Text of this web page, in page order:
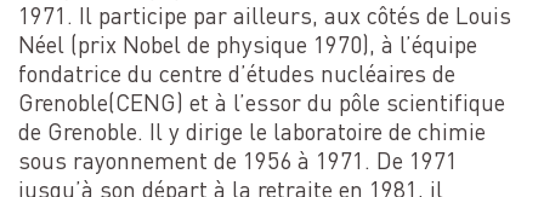
1971. Il participe par ailleurs, aux côtés de Louis
Néel (prix Nobel de physique 1970), à l’équipe
fondatrice du centre d’études nucléaires de
Grenoble(CENG) et à l’essor du pôle scientifique
de Grenoble. Il y dirige le laboratoire de chimie
sous rayonnement de 1956 à 1971. De 1971
jusqu’à son départ à la retraite en 1981, il